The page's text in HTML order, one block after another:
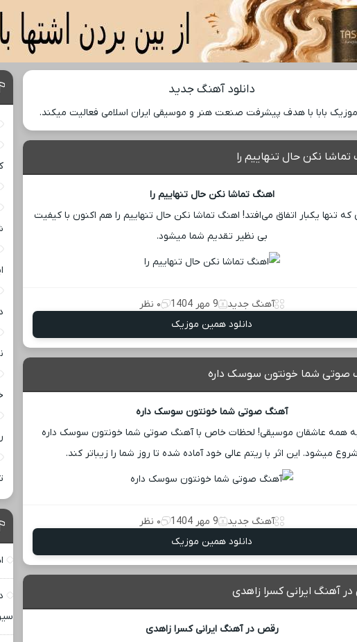
دانلود آهنگ جدید
بابا با هدف پیشرفت صنعت هنر و موسیقی ایران اسلامی فعالیت میکند.
نکن حال تنهاییم را
اهنگ تماشا نکن حال تنهاییم را
که تنها یکبار اتفاق می‌افتد! اهنگ تماشا نکن حال تنهاییم را هم اکنون با کیفیت
بی ‌نظیر تقدیم شما میشود.
آهنگ جدید 9 مهر 1404
۰ نظر
دانلود همین موزیک
صوتی شما خونتون سوسک داره
آهنگ صوتی شما خونتون سوسک داره
همه عاشقان موسیقی! لحظات خاص با آهنگ صوتی شما خونتون سوسک داره
شروع میشود. این اثر با ریتم عالی خود آماده شده تا روز شما را زیباتر کند.
آهنگ جدید 9 مهر 1404
۰ نظر
دانلود همین موزیک
آهنگ ایرانی کسرا زاهدی
رقص در آهنگ ایرانی کسرا زاهدی